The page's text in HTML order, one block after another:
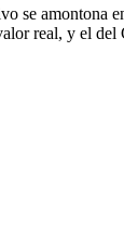
se amontona
real, y el del